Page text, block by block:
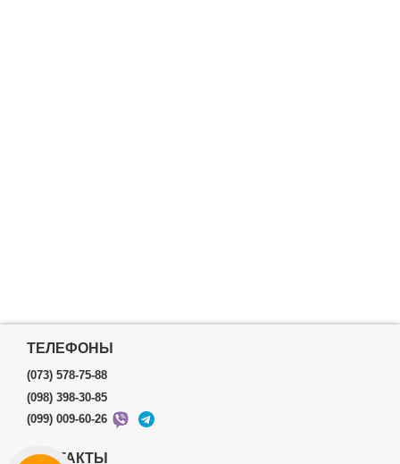
ТЕЛЕФОНЫ
(073) 578-75-88
(098) 398-30-85
(099) 009-60-26
КОНТАКТЫ